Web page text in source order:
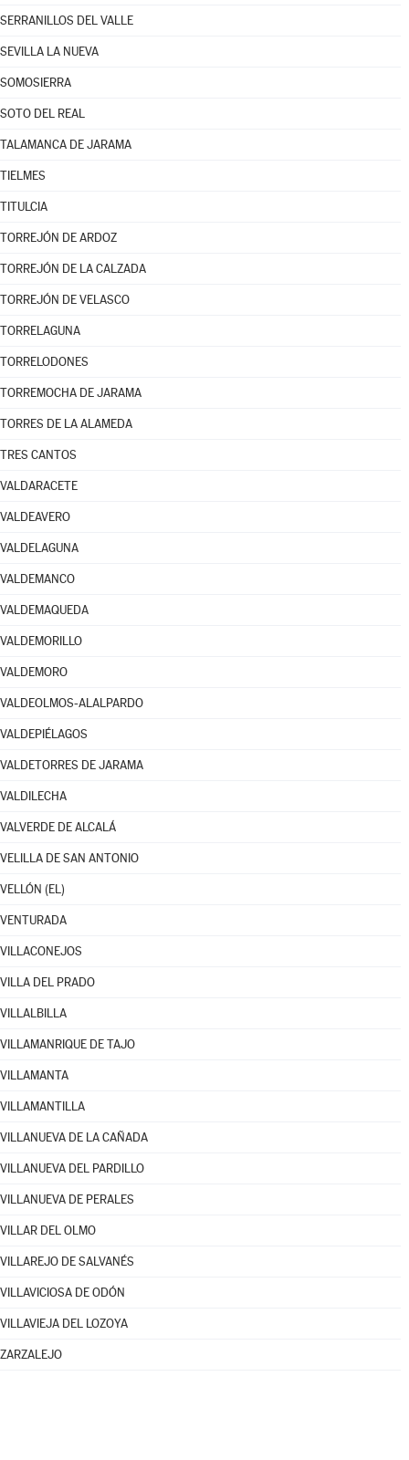
SERRANILLOS DEL VALLE
SEVILLA LA NUEVA
SOMOSIERRA
SOTO DEL REAL
TALAMANCA DE JARAMA
TIELMES
TITULCIA
TORREJÓN DE ARDOZ
TORREJÓN DE LA CALZADA
TORREJÓN DE VELASCO
TORRELAGUNA
TORRELODONES
TORREMOCHA DE JARAMA
TORRES DE LA ALAMEDA
TRES CANTOS
VALDARACETE
VALDEAVERO
VALDELAGUNA
VALDEMANCO
VALDEMAQUEDA
VALDEMORILLO
VALDEMORO
VALDEOLMOS-ALALPARDO
VALDEPIÉLAGOS
VALDETORRES DE JARAMA
VALDILECHA
VALVERDE DE ALCALÁ
VELILLA DE SAN ANTONIO
VELLÓN (EL)
VENTURADA
VILLACONEJOS
VILLA DEL PRADO
VILLALBILLA
VILLAMANRIQUE DE TAJO
VILLAMANTA
VILLAMANTILLA
VILLANUEVA DE LA CAÑADA
VILLANUEVA DEL PARDILLO
VILLANUEVA DE PERALES
VILLAR DEL OLMO
VILLAREJO DE SALVANÉS
VILLAVICIOSA DE ODÓN
VILLAVIEJA DEL LOZOYA
ZARZALEJO